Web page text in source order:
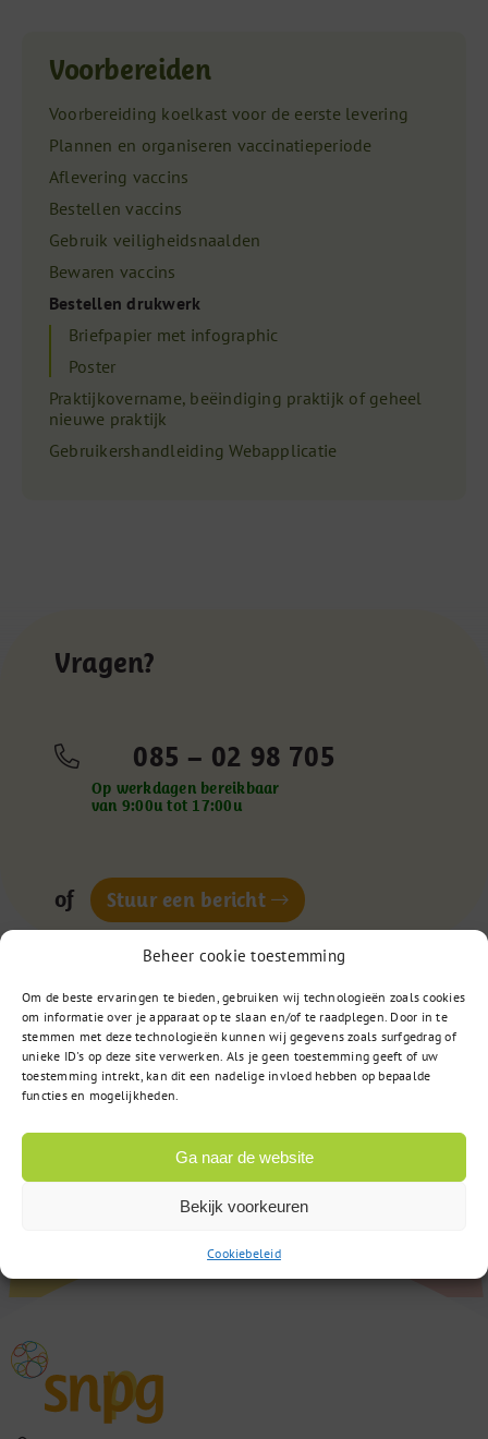
Beheer cookie toestemming
Om de beste ervaringen te bieden, gebruiken wij technologieën zoals cookies
om informatie over je apparaat op te slaan en/of te raadplegen. Door in te
stemmen met deze technologieën kunnen wij gegevens zoals surfgedrag of
unieke ID's op deze site verwerken. Als je geen toestemming geeft of uw
toestemming intrekt, kan dit een nadelige invloed hebben op bepaalde
functies en mogelijkheden.
Ga naar de website
Bekijk voorkeuren
Cookiebeleid
Voorbereiden
Voorbereiding koelkast voor de eerste levering
Plannen en organiseren vaccinatieperiode
Aflevering vaccins
Bestellen vaccins
Gebruik veiligheidsnaalden
Bewaren vaccins
Bestellen drukwerk
Briefpapier met infographic
Poster
Praktijkovername, beëindiging praktijk of geheel
nieuwe praktijk
Gebruikershandleiding Webapplicatie
Vragen?
085 – 02 98 705
Op werkdagen bereikbaar
van 9:00u tot 17:00u
of Stuur een bericht